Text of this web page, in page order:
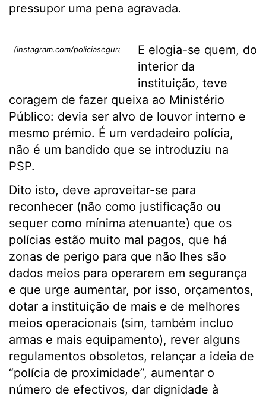
pressupor uma pena agravada.
(instagram.com/policiasegurancapublica)E elogia-se quem, do
interior da
instituição, teve
coragem de fazer queixa ao Ministério
Público: devia ser alvo de louvor interno e
mesmo prémio. É um verdadeiro polícia,
não é um bandido que se introduziu na
PSP.
Dito isto, deve aproveitar-se para
reconhecer (não como justificação ou
sequer como mínima atenuante) que os
polícias estão muito mal pagos, que há
zonas de perigo para que não lhes são
dados meios para operarem em segurança
e que urge aumentar, por isso, orçamentos,
dotar a instituição de mais e de melhores
meios operacionais (sim, também incluo
armas e mais equipamento), rever alguns
regulamentos obsoletos, relançar a ideia de
“polícia de proximidade”, aumentar o
número de efectivos, dar dignidade à